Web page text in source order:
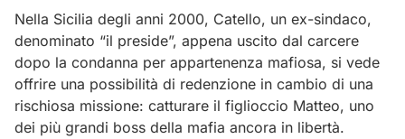
Nella Sicilia degli anni 2000, Catello, un ex-sindaco,
denominato “il preside”, appena uscito dal carcere
dopo la condanna per appartenenza mafiosa, si vede
offrire una possibilità di redenzione in cambio di una
rischiosa missione: catturare il figlioccio Matteo, uno
dei più grandi boss della mafia ancora in libertà.